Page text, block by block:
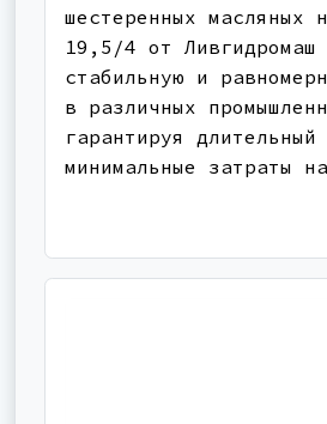
шестеренных масляных
19,5/4 от Ливгидромаш
стабильную и
в различных
гарантируя
минимальные затраты